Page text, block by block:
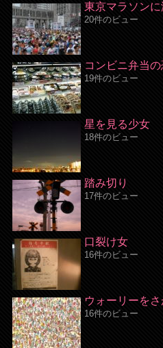
東京マラソン
20件のビュー
コンビニ弁当
19件のビュー
星を見る少女
18件のビュー
踏み切り
17件のビュー
口裂け女
16件のビュー
ウォーリーをさ
16件のビュー